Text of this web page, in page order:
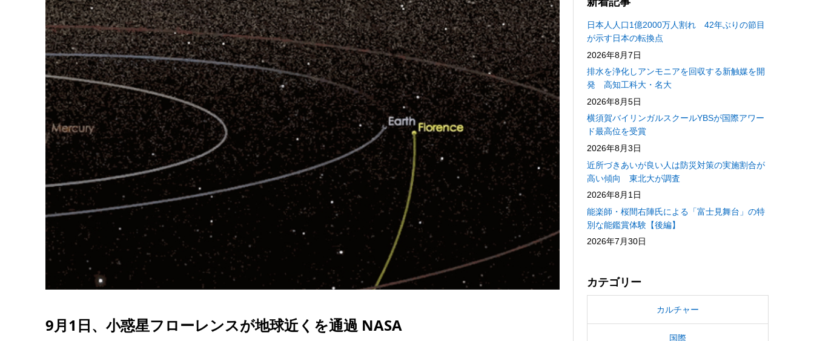
9月1日、小惑星フローレンスが地球近くを通過 NASA
日本人人口1億2000万人割れ 42年ぶりの節目
が示す日本の転換点
2026年8月7日
排水を浄化しアンモニアを回収する新触媒を開
発 高知工科大・名大
2026年8月5日
横須賀バイリンガルスクールYBSが国際アワー
ド最高位を受賞
2026年8月3日
近所づきあいが良い人は防災対策の実施割合が
高い傾向 東北大が調査
2026年8月1日
能楽師・桜間右陣氏による「富士見舞台」の特
別な能鑑賞体験【後編】
2026年7月30日
カテゴリー
カルチャー
国際